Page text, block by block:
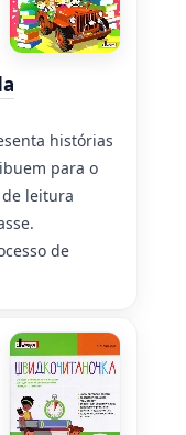
histórias
para o
leitura
de